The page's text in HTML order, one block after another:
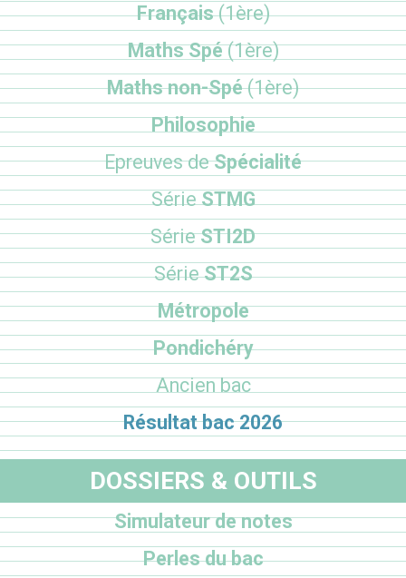
Français(1ère)
Maths Spé(1ère)
Maths non-Spé(1ère)
Philosophie
Epreuves deSpécialité
SérieSTMG
SérieSTI2D
SérieST2S
Métropole
Pondichéry
Ancien bac
Résultat bac 2026
DOSSIERS & OUTILS
Simulateur de notes
Perles du bac